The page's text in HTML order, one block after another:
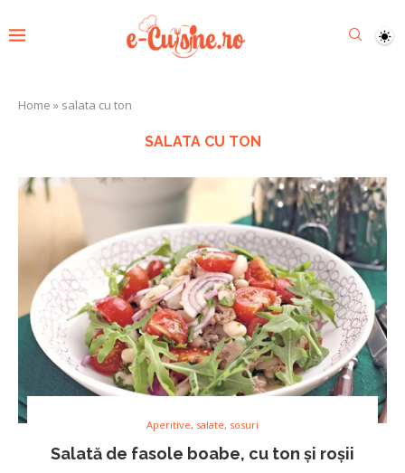
Home » salata cu ton
SALATA CU TON
Aperitive, salate, sosuri
Salată de fasole boabe, cu ton și roșii